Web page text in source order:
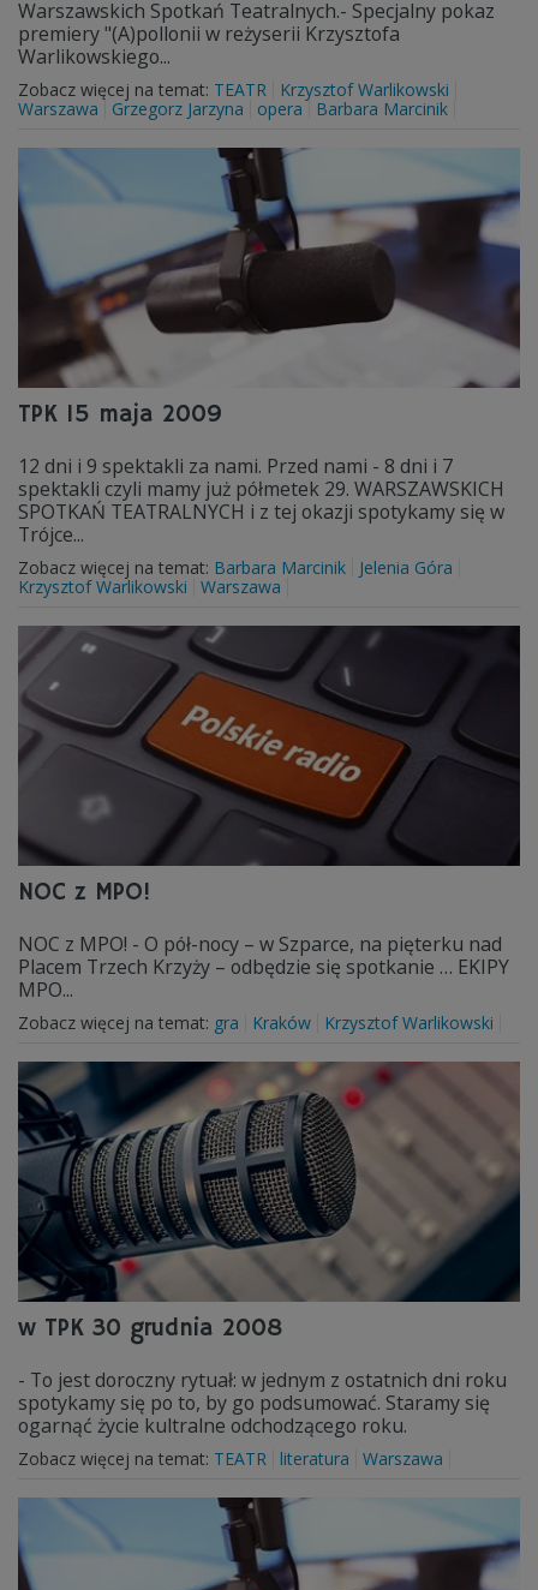
Warszawskich Spotkań Teatralnych.- Specjalny pokaz
premiery "(A)pollonii w reżyserii Krzysztofa
Warlikowskiego...
Zobacz więcej na temat: TEATR
Krzysztof Warlikowski
Warszawa
Grzegorz Jarzyna opera Barbara Marcinik
TPK 15 maja 2009
12 dni i 9 spektakli za nami. Przed nami - 8 dni i 7
spektakli czyli mamy już półmetek 29. WARSZAWSKICH
SPOTKAŃ TEATRALNYCH i z tej okazji spotykamy się w
Trójce...
Zobacz więcej na temat: Barbara Marcinik
Jelenia Góra
Krzysztof Warlikowski
Warszawa
NOC z MPO!
NOC z MPO! - O pół-nocy – w Szparce, na pięterku nad
Placem Trzech Krzyży – odbędzie się spotkanie … EKIPY
MPO...
Zobacz więcej na temat: gra Kraków Krzysztof Warlikowski
w TPK 30 grudnia 2008
- To jest doroczny rytuał: w jednym z ostatnich dni roku
spotykamy się po to, by go podsumować. Staramy się
ogarnąć życie kultralne odchodzącego roku.
Zobacz więcej na temat: TEATR literatura Warszawa